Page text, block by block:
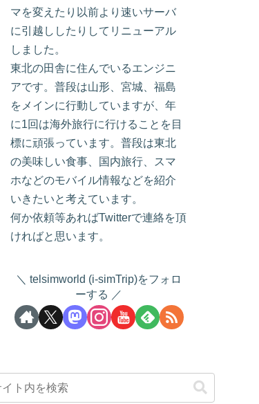
マを変えたり以前より速いサーバ
に引越ししたりしてリニューアル
しました。
東北の田舎に住んでいるエンジニ
アです。普段は山形、宮城、福島
をメインに行動していますが、年
に1回は海外旅行に行けることを目
標に頑張っています。普段は東北
の美味しい食事、国内旅行、スマ
ホなどのモバイル情報などを紹介
いきたいと考えています。
何か依頼等あればTwitterで連絡を頂
ければと思います。
telsimworld (i-simTrip)をフォロ
ーする